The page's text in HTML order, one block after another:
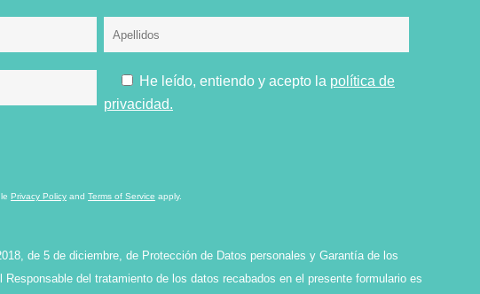
He leído, entiendo y acepto la política de
privacidad.
Privacy Policy and Terms of Service apply.
de 5 de diciembre, de Protección de Datos personales y Garantía de los
del tratamiento de los datos recabados en el presente formulario es